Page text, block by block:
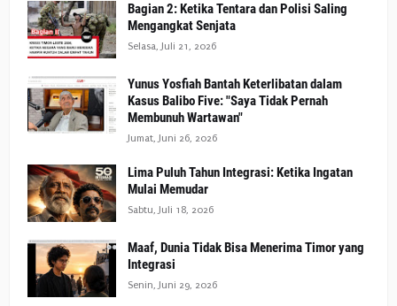
Bagian 2: Ketika Tentara dan Polisi Saling
Mengangkat Senjata
Selasa, Juli 21, 2026
Yunus Yosfiah Bantah Keterlibatan dalam
Kasus Balibo Five: "Saya Tidak Pernah
Membunuh Wartawan"
Jumat, Juni 26, 2026
Lima Puluh Tahun Integrasi: Ketika Ingatan
Mulai Memudar
Sabtu, Juli 18, 2026
Maaf, Dunia Tidak Bisa Menerima Timor yang
Integrasi
Senin, Juni 29, 2026